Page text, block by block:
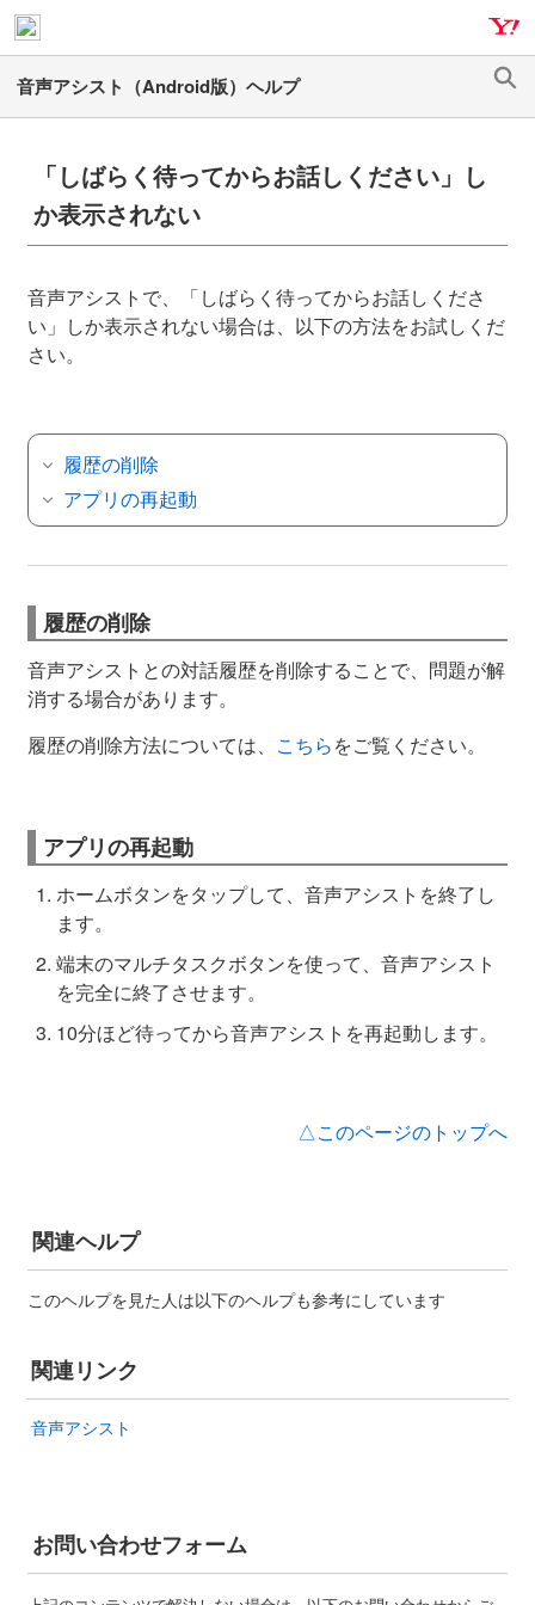
ナ
ビ
ゲ
ー
キ
ッ
プ
メ
イ
ン
コ
ス
キ
ッ
プ
「しばらく待ってからお話しください」し
か表示されない
音声アシストで、「しばらく待ってからお話しくださ
い」しか表示されない場合は、以下の方法をお試しくだ
さい。
履歴の削除
アプリの再起動
履歴の削除
音声アシストとの対話履歴を削除することで、問題が解
消する場合があります。
履歴の削除方法については、 こちらをご覧ください。
アプリの再起動
ホームボタンをタップして、音声アシストを終了し
ます。
端末のマルチタスクボタンを使って、音声アシスト
を完全に終了させます。
10分ほど待ってから音声アシストを再起動します。
△このページのトップへ
関連ヘルプ
このヘルプを見た人は以下のヘルプも参考にしています
関連リンク
音声アシスト
お問い合わせフォーム